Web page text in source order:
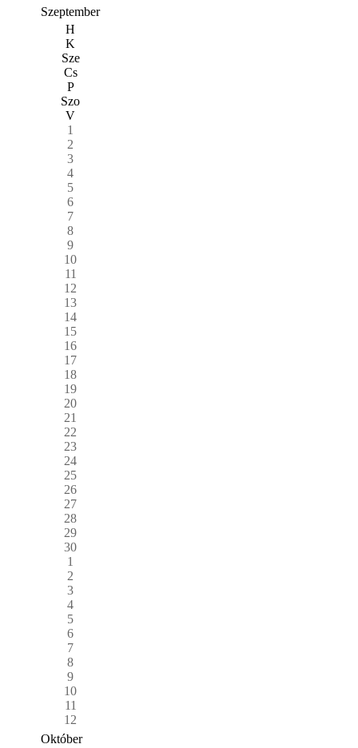
Szeptember
H
K
Sze
Cs
P
Szo
V
1
2
3
4
5
6
7
8
9
10
11
12
13
14
15
16
17
18
19
20
21
22
23
24
25
26
27
28
29
30
1
2
3
4
5
6
7
8
9
10
11
12
Október